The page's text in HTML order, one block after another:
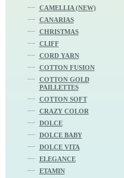
CAMELLIA (NEW)
CANARIAS
CHRISTMAS
CLIFF
CORD YARN
COTTON FUSION
COTTON GOLD
PAILLETTES
COTTON SOFT
CRAZY COLOR
DOLCE
DOLCE BABY
DOLCE VITA
ELEGANCE
ETAMIN